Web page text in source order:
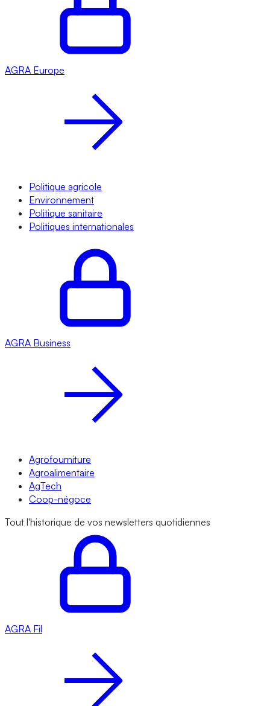
AGRA Europe
Politique agricole
Environnement
Politique sanitaire
Politiques internationales
AGRA Business
Agrofourniture
Agroalimentaire
AgTech
Coop-négoce
Tout l'historique de vos newsletters quotidiennes
AGRA Fil